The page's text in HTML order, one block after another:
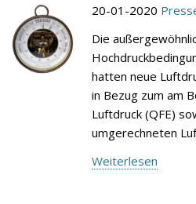
20-01-2020
Die
hatten neue
in Bezug zum am
Luftdruck (QFE)
umgerechneten
Weiterlesen